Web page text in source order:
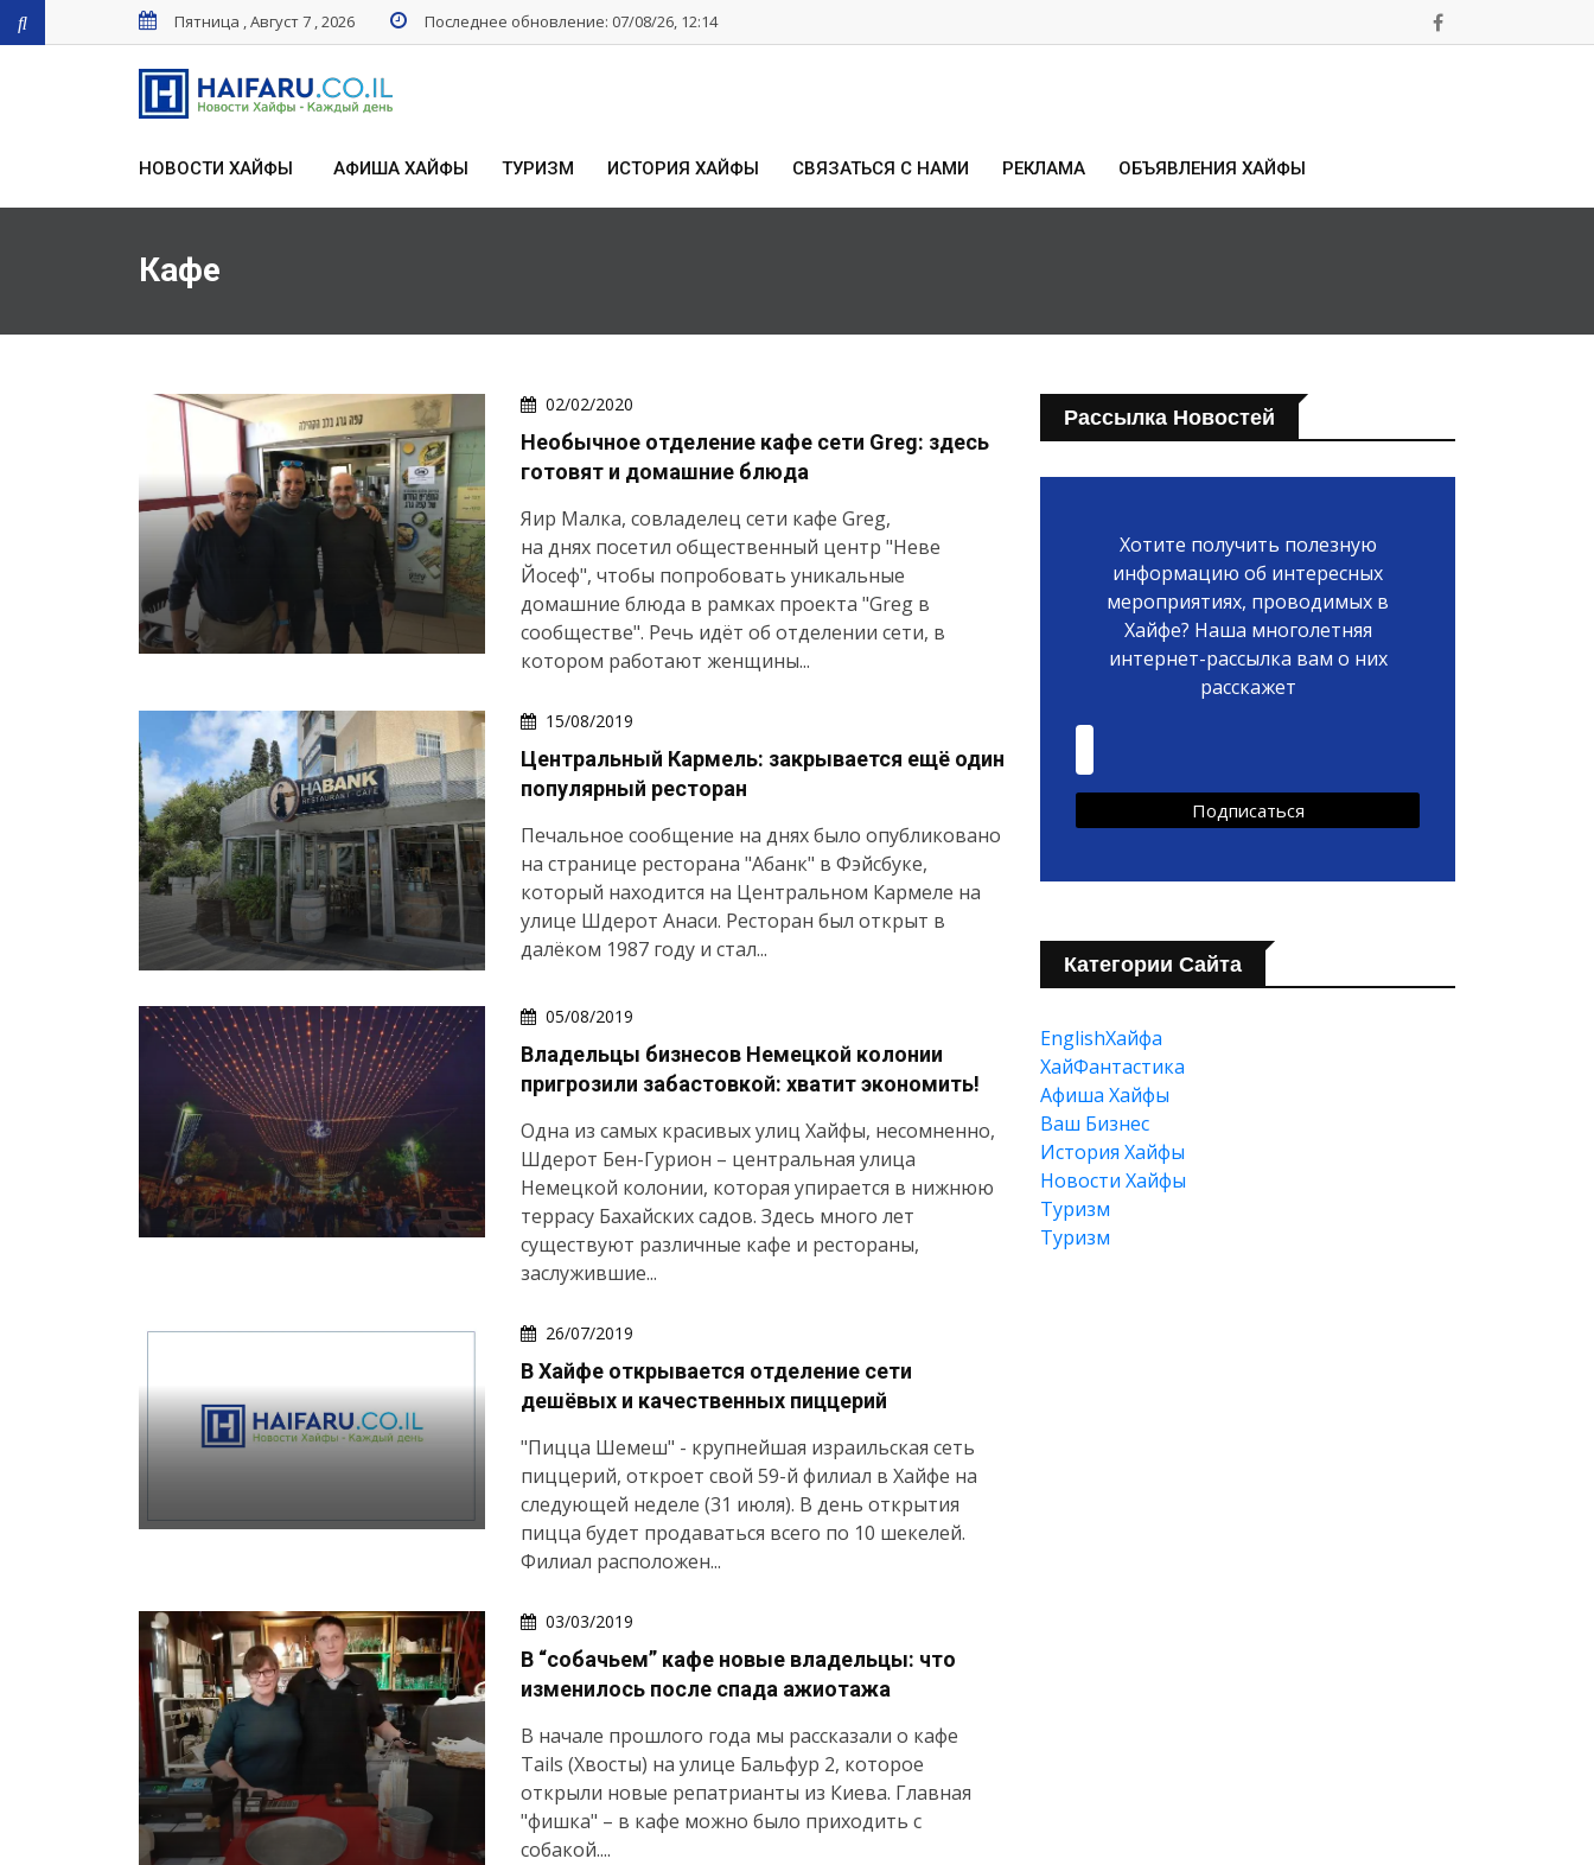
Пятница , Август 7 , 2026 Последнее обновление: 07/08/26, 12:14
НОВОСТИ ХАЙФЫ АФИША ХАЙФЫ ТУРИЗМ ИСТОРИЯ ХАЙФЫ СВЯЗАТЬСЯ С НАМИ РЕКЛАМА ОБЪЯВЛЕНИЯ ХАЙФЫ
Кафе
02/02/2020
Необычное отделение кафе сети Greg: здесь
готовят и домашние блюда
Яир Малка, совладелец сети кафе Greg,
на днях посетил общественный центр "Неве
Йосеф", чтобы попробовать уникальные
домашние блюда в рамках проекта "Greg в
сообществе". Речь идёт об отделении сети, в
котором работают женщины...
15/08/2019
Центральный Кармель: закрывается ещё один
популярный ресторан
Печальное сообщение на днях было опубликовано
на странице ресторана "Абанк" в Фэйсбуке,
который находится на Центральном Кармеле на
улице Шдерот Анаси. Ресторан был открыт в
далёком 1987 году и стал...
05/08/2019
Владельцы бизнесов Немецкой колонии
пригрозили забастовкой: хватит экономить!
Одна из самых красивых улиц Хайфы, несомненно,
Шдерот Бен-Гурион – центральная улица
Немецкой колонии, которая упирается в нижнюю
террасу Бахайских садов. Здесь много лет
существуют различные кафе и рестораны,
заслужившие...
26/07/2019
В Хайфе открывается отделение сети
дешёвых и качественных пиццерий
"Пицца Шемеш" - крупнейшая израильская сеть
пиццерий, откроет свой 59-й филиал в Хайфе на
следующей неделе (31 июля). В день открытия
пицца будет продаваться всего по 10 шекелей.
Филиал расположен...
03/03/2019
В “собачьем” кафе новые владельцы: что
изменилось после спада ажиотажа
В начале прошлого года мы рассказали о кафе
Tails (Хвосты) на улице Бальфур 2, которое
открыли новые репатрианты из Киева. Главная
"фишка" – в кафе можно было приходить с
собакой....
Рассылка Новостей
Хотите получить полезную
информацию об интересных
мероприятиях, проводимых в
Хайфе? Наша многолетняя
интернет-рассылка вам о них
расскажет
Категории Сайта
EnglishХайфа
XайФантастика
Афиша Хайфы
Ваш Бизнес
История Хайфы
Новости Хайфы
Туризм
Туризм